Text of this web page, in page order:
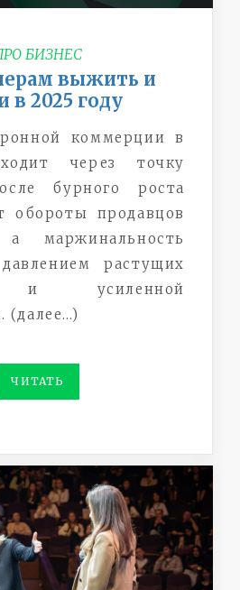
БИЗНЕС
выжить и
в 2025 году
коммерции в
через точку
бурного роста
обороты продавцов
маржинальность
растущих
и усиленной
(далее…)
ЧИТАТЬ